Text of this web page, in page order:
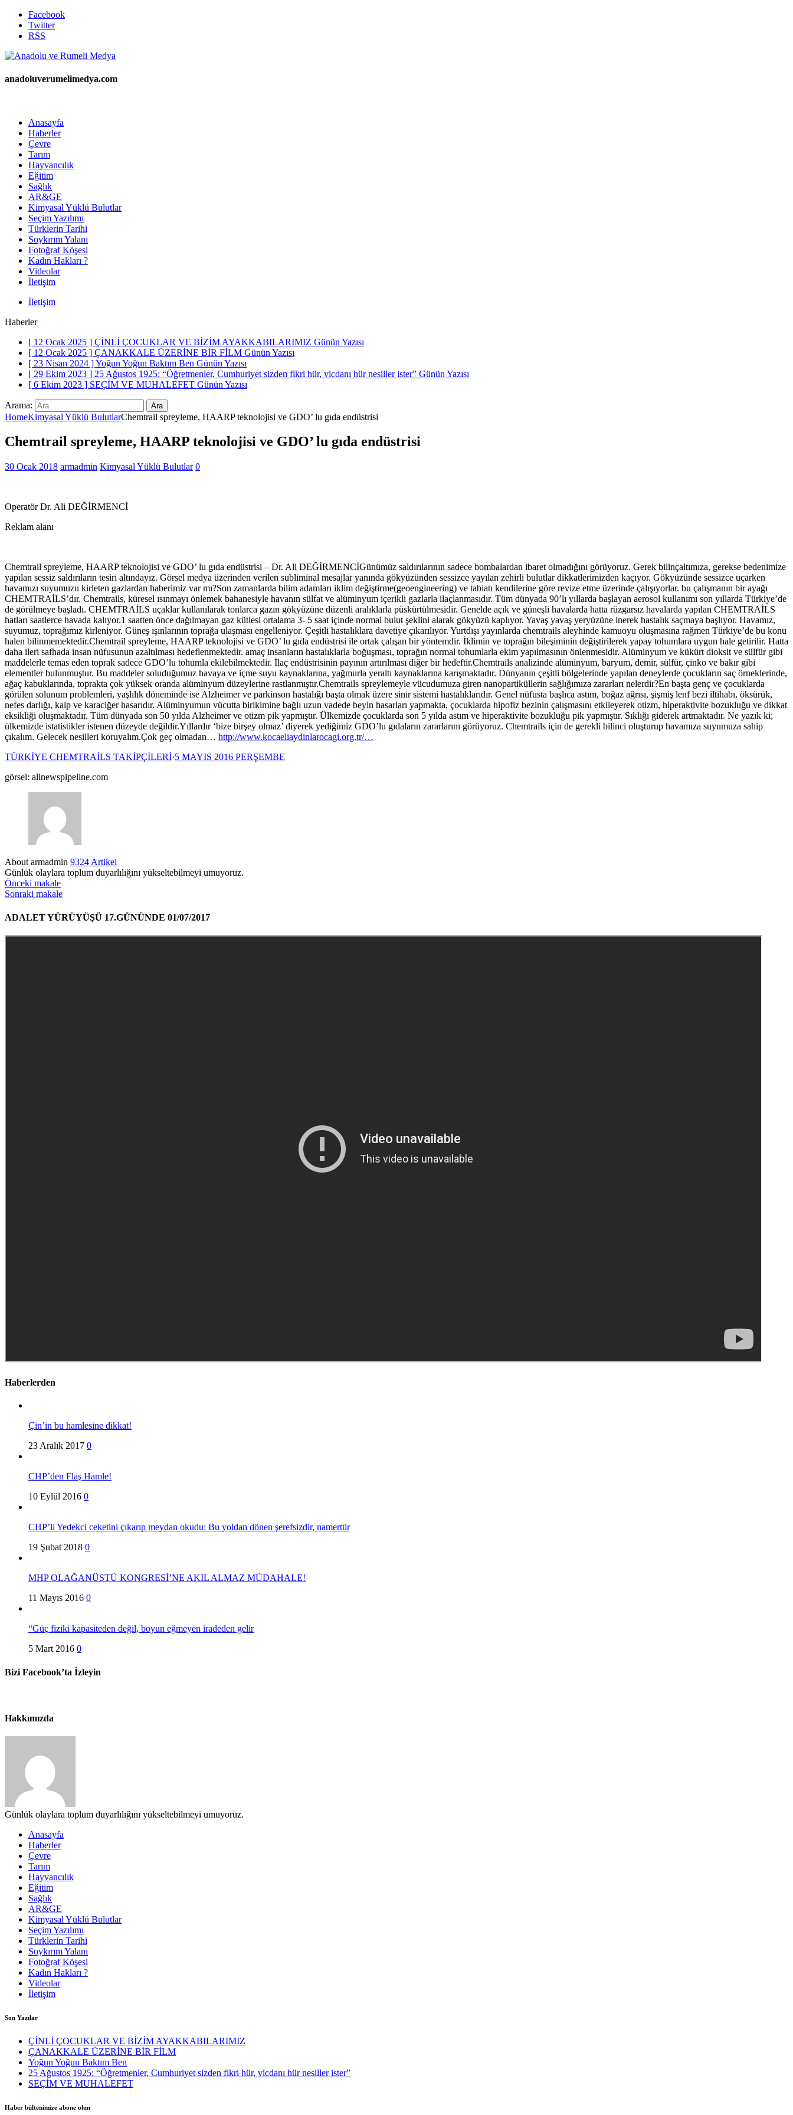
Facebook
Twitter
RSS
anadoluverumelimedya.com
Anasayfa
Haberler
Çevre
Tarım
Hayvancılık
Eğitim
Sağlık
AR&GE
Kimyasal Yüklü Bulutlar
Seçim Yazılımı
Türklerin Tarihi
Soykırım Yalanı
Fotoğraf Köşesi
Kadın Hakları ?
Videolar
İletişim
İletişim
Haberler
[ 12 Ocak 2025 ] ÇİNLİ ÇOCUKLAR VE BİZİM AYAKKABILARIMIZ Günün Yazısı
[ 12 Ocak 2025 ] ÇANAKKALE ÜZERİNE BİR FİLM Günün Yazısı
[ 23 Nisan 2024 ]Yoğun Yoğun Baktım Ben Günün Yazısı
[ 29 Ekim 2023 ] 25 Ağustos 1925: “Öğretmenler, Cumhuriyet sizden fikri hür, vicdanı hür nesiller ister” Günün Yazısı
[ 6 Ekim 2023 ] SEÇİM VE MUHALEFET Günün Yazısı
Arama:
HomeKimyasal Yüklü BulutlarChemtrail spreyleme, HAARP teknolojisi ve GDO’ lu gıda endüstrisi
Chemtrail spreyleme, HAARP teknolojisi ve GDO’ lu gıda endüstrisi
30 Ocak 2018 armadmin Kimyasal Yüklü Bulutlar 0
Operatör Dr. Ali DEĞİRMENCİ
Reklam alanı
Chemtrail spreyleme, HAARP teknolojisi ve GDO’ lu gıda endüstrisi – Dr. Ali DEĞİRMENCİGünümüz saldırılarının sadece bombalardan ibaret olmadığını görüyoruz. Gerek bilinçaltımıza, gerekse bedenimize
yapılan sessiz saldırıların tesiri altındayız. Görsel medya üzerinden verilen subliminal mesajlar yanında gökyüzünden sessizce yayılan zehirli bulutlar dikkatlerimizden kaçıyor. Gökyüzünde sessizce uçarken
havamızı suyumuzu kirleten gazlardan haberimiz var mı?Son zamanlarda bilim adamları iklim değiştirme(geoengineering) ve tabiatı kendilerine göre revize etme üzerinde çalışıyorlar. bu çalışmanın bir ayağı
CHEMTRAİLS’dır. Chemtrails, küresel ısınmayı önlemek bahanesiyle havanın sülfat ve alüminyum içerikli gazlarla ilaçlanmasıdır. Tüm dünyada 90’lı yıllarda başlayan aerosol kullanımı son yıllarda Türkiye’de
de görülmeye başladı. CHEMTRAİLS uçaklar kullanılarak tonlarca gazın gökyüzüne düzenli aralıklarla püskürtülmesidir. Genelde açık ve güneşli havalarda hatta rüzgarsız havalarda yapılan CHEMTRAİLS
hatları saatlerce havada kalıyor.1 saatten önce dağılmayan gaz kütlesi ortalama 3- 5 saat içinde normal bulut şeklini alarak gökyüzü kaplıyor. Yavaş yavaş yeryüzüne inerek hastalık saçmaya başlıyor. Havamız,
suyumuz, toprağımız kirleniyor. Güneş ışınlarının toprağa ulaşması engelleniyor. Çeşitli hastalıklara davetiye çıkarılıyor. Yurtdışı yayınlarda chemtrails aleyhinde kamuoyu oluşmasına rağmen Türkiye’de bu konu
halen bilinmemektedir.Chemtrail spreyleme, HAARP teknolojisi ve GDO’ lu gıda endüstrisi ile ortak çalışan bir yöntemdir. İklimin ve toprağın bileşiminin değiştirilerek yapay tohumlara uygun hale getirilir. Hatta
daha ileri safhada insan nüfusunun azaltılması hedeflenmektedir. amaç insanların hastalıklarla boğuşması, toprağın normal tohumlarla ekim yapılmasının önlenmesidir. Alüminyum ve kükürt dioksit ve sülfür gibi
maddelerle temas eden toprak sadece GDO’lu tohumla ekilebilmektedir. İlaç endüstrisinin payının artırılması diğer bir hedeftir.Chemtrails analizinde alüminyum, baryum, demir, sülfür, çinko ve bakır gibi
elementler bulunmuştur. Bu maddeler soluduğumuz havaya ve içme suyu kaynaklarına, yağmurla yeraltı kaynaklarına karışmaktadır. Dünyanın çeşitli bölgelerinde yapılan deneylerde çocukların saç örneklerinde,
ağaç kabuklarında, toprakta çok yüksek oranda alüminyum düzeylerine rastlanmıştır.Chemtrails spreylemeyle vücudumuza giren nanopartiküllerin sağlığımıza zararları nelerdir?En başta genç ve çocuklarda
görülen solunum problemleri, yaşlılık döneminde ise Alzheimer ve parkinson hastalığı başta olmak üzere sinir sistemi hastalıklarıdır. Genel nüfusta başlıca astım, boğaz ağrısı, şişmiş lenf bezi iltihabı, öksürük,
nefes darlığı, kalp ve karaciğer hasarıdır. Alüminyumun vücutta birikimine bağlı uzun vadede beyin hasarları yapmakta, çocuklarda hipofiz bezinin çalışmasını etkileyerek otizm, hiperaktivite bozukluğu ve dikkat
eksikliği oluşmaktadır. Tüm dünyada son 50 yılda Alzheimer ve otizm pik yapmıştır. Ülkemizde çocuklarda son 5 yılda astım ve hiperaktivite bozukluğu pik yapmıştır. Sıklığı giderek artmaktadır. Ne yazık ki;
ülkemizde istatistikler istenen düzeyde değildir.Yıllardır ‘bize birşey olmaz’ diyerek yediğimiz GDO’lu gıdaların zararlarını görüyoruz. Chemtrails için de gerekli bilinci oluşturup havamıza suyumuza sahip
çıkalım. Gelecek nesilleri koruyalım.Çok geç olmadan… http://www.kocaeliaydinlarocagi.org.tr/…
TÜRKİYE CHEMTRAİLS TAKİPÇİLERİ·5 MAYIS 2016 PERŞEMBE
görsel: allnewspipeline.com
About armadmin 9324 Artikel
Günlük olaylara toplum duyarlılığını yükseltebilmeyi umuyoruz.
Önceki makale
Sonraki makale
ADALET YÜRÜYÜŞÜ 17.GÜNÜNDE 01/07/2017
Haberlerden
Çin’in bu hamlesine dikkat!
23 Aralık 2017 0
CHP’den Flaş Hamle!
10 Eylül 2016 0
CHP’li Yedekci ceketini çıkarıp meydan okudu: Bu yoldan dönen şerefsizdir, namerttir
19 Şubat 2018 0
MHP OLAĞANÜSTÜ KONGRESİ’NE AKIL ALMAZ MÜDAHALE!
11 Mayıs 2016 0
“Güç fiziki kapasiteden değil, boyun eğmeyen iradeden gelir
5 Mart 2016 0
Bizi Facebook’ta İzleyin
Hakkımızda
Günlük olaylara toplum duyarlılığını yükseltebilmeyi umuyoruz.
Anasayfa
Haberler
Çevre
Tarım
Hayvancılık
Eğitim
Sağlık
AR&GE
Kimyasal Yüklü Bulutlar
Seçim Yazılımı
Türklerin Tarihi
Soykırım Yalanı
Fotoğraf Köşesi
Kadın Hakları ?
Videolar
İletişim
Son Yazılar
ÇİNLİ ÇOCUKLAR VE BİZİM AYAKKABILARIMIZ
ÇANAKKALE ÜZERİNE BİR FİLM
Yoğun Yoğun Baktım Ben
25 Ağustos 1925: “Öğretmenler, Cumhuriyet sizden fikri hür, vicdanı hür nesiller ister”
SEÇİM VE MUHALEFET
Haber bültenimize abone olun